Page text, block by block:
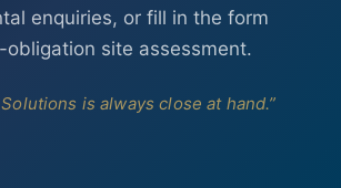
enquiries, or fill in the form
site assessment.
Solutions is always close at hand.”